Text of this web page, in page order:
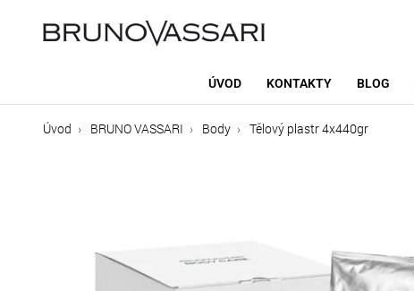
ÚVOD KONTAKTY BLOG
Úvod BRUNO VASSARI Body Tělový plastr 4x440gr